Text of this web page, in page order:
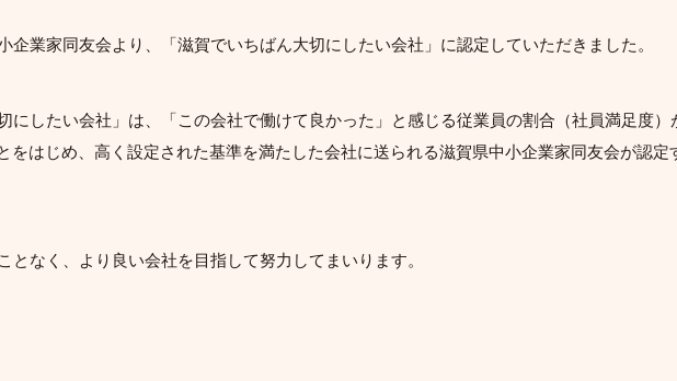
企業家同友会より、「滋賀でいちばん大切にしたい会社」に認定していただきました。
にしたい会社」は、「この会社で働けて良かった」と感じる従業員の割合（社員満足度）
をはじめ、高く設定された基準を満たした会社に送られる滋賀県中小企業家同友会が認定
となく、より良い会社を目指して努力してまいります。